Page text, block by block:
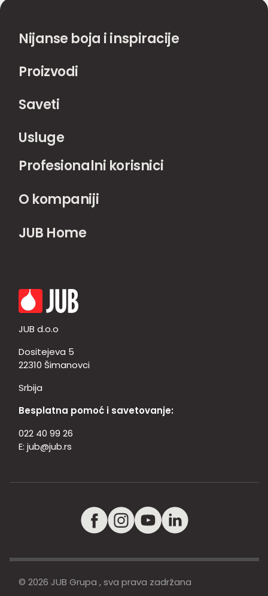
Nijanse boja i inspiracije
Proizvodi
Saveti
Usluge
Profesionalni korisnici
O kompaniji
JUB Home
JUB d.o.o
Dositejeva 5
22310 Šimanovci
Srbija
Besplatna pomoć i savetovanje:
022 40 99 26
E: jub@jub.rs
© 2026 JUB Grupa , sva prava zadržana